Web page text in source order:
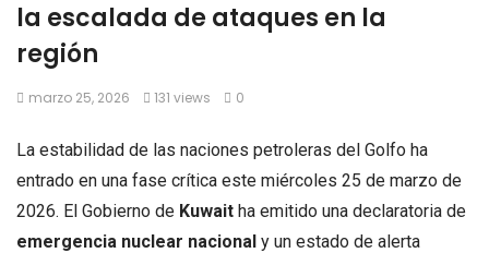
la escalada de ataques en la
región
marzo 25, 2026 131 views 0
La estabilidad de las naciones petroleras del Golfo ha
entrado en una fase crítica este miércoles 25 de marzo de
2026. El Gobierno de Kuwait ha emitido una declaratoria de
emergencia nuclear nacional y un estado de alerta